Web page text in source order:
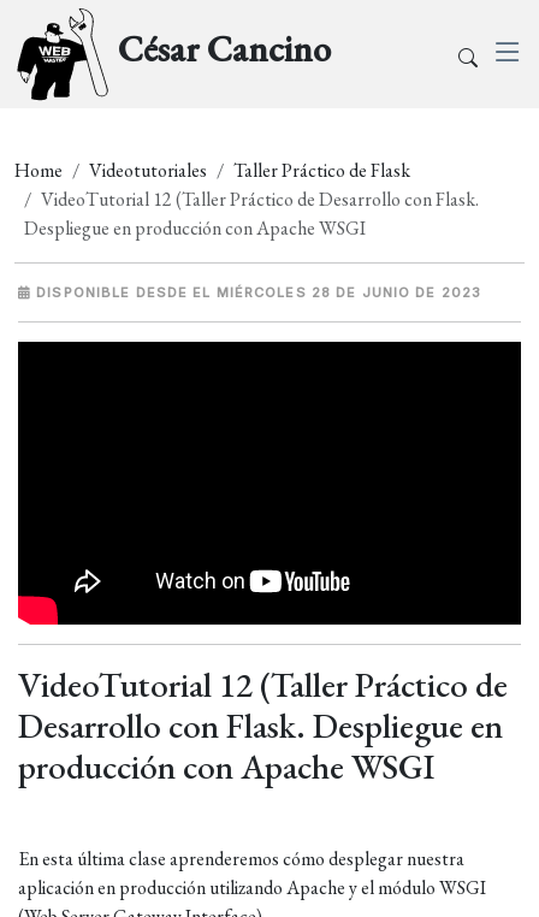
César Cancino
Home Videotutoriales
Taller Práctico de Flask
VideoTutorial 12 (Taller Práctico de Desarrollo con Flask.
Despliegue en producción con Apache WSGI
DISPONIBLE DESDE EL MIÉRCOLES 28 DE JUNIO DE 2023
VideoTutorial 12 (Taller Práctico de
Desarrollo con Flask. Despliegue en
producción con Apache WSGI
En esta última clase aprenderemos cómo desplegar nuestra
aplicación en producción utilizando Apache y el módulo WSGI